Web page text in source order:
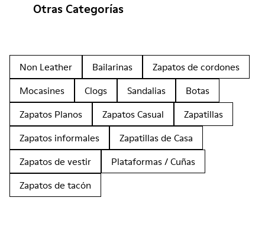
Otras Categorías
Non Leather Bailarinas
Zapatos de cordones
Mocasines
Clogs Sandalias
Botas
Zapatos Planos
Zapatos Casual
Zapatillas
Zapatos informales
Zapatillas de Casa
Zapatos de vestir
Plataformas / Cuñas
Zapatos de tacón